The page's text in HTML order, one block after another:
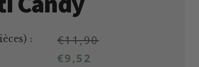
: €11,90
€9,52